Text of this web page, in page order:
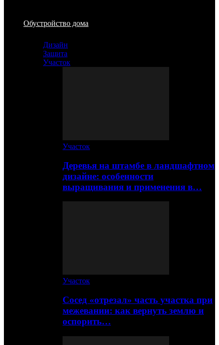
Обустройство дома
Дизайн
Защита
Участок
Участок
Деревья на штамбе в ландшафтном
дизайне: особенности
выращивания и применения в…
Участок
Сосед «отрезал» часть участка при
межевании: как вернуть землю и
оспорить…